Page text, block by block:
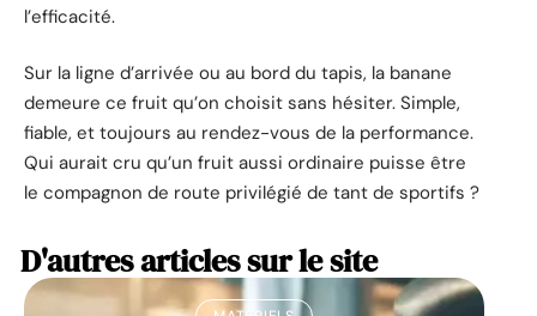
l’efficacité.
Sur la ligne d’arrivée ou au bord du tapis, la banane
demeure ce fruit qu’on choisit sans hésiter. Simple,
fiable, et toujours au rendez-vous de la performance.
Qui aurait cru qu’un fruit aussi ordinaire puisse être
le compagnon de route privilégié de tant de sportifs ?
D'autres articles sur le site